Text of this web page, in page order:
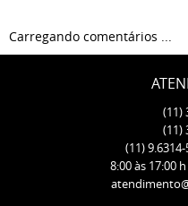
Carregando comentários ...
(11)
(11)
(11)
8:00 às 17:00